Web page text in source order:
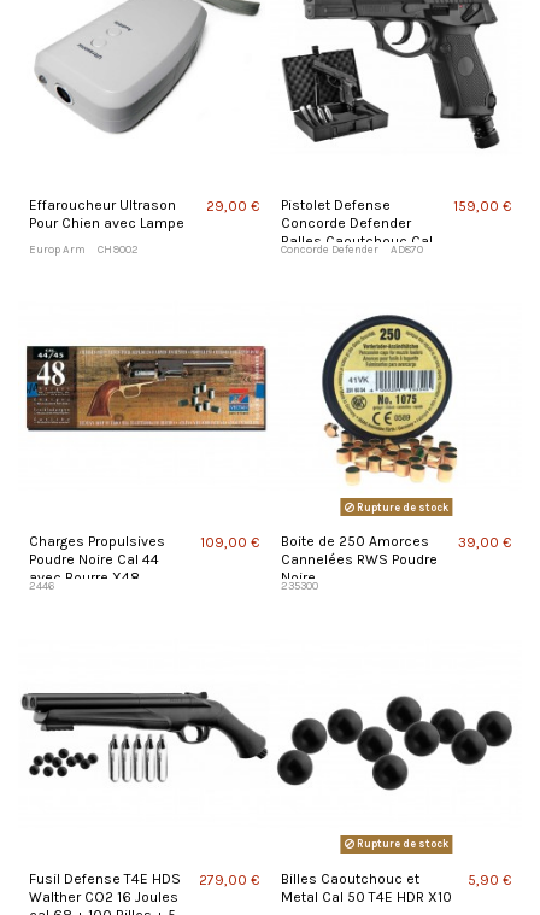
Effaroucheur Ultrason
Pour Chien avec Lampe
Europ Arm CH9002
29,00 €
Pistolet Defense
Concorde Defender
Balles Caoutchouc Cal
50
Concorde Defender AD870
159,00 €
Charges Propulsives
Poudre Noire Cal 44
avec Bourre X48
2446
109,00 €
Rupture de stock
Boite de 250 Amorces
Cannelées RWS Poudre
Noire
235300
39,00 €
Fusil Defense T4E HDS
Walther CO2 16 Joules
279,00 €
Rupture de stock
Billes Caoutchouc et
Metal Cal 50 T4E HDR X10
5,90 €